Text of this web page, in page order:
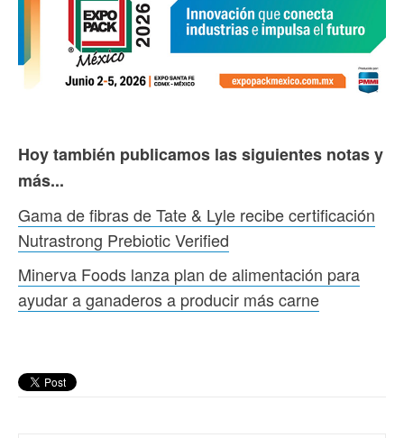
Hoy también publicamos las siguientes notas y
más...
Gama de fibras de Tate & Lyle recibe certificación
Nutrastrong Prebiotic Verified
Minerva Foods lanza plan de alimentación para
ayudar a ganaderos a producir más carne